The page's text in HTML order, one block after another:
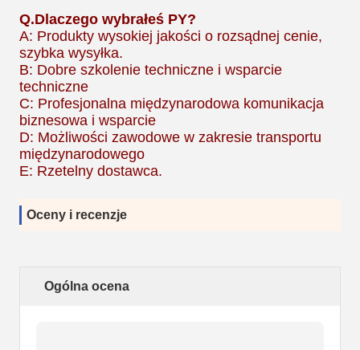
Q.Dlaczego wybrałeś PY?
A: Produkty wysokiej jakości o rozsądnej cenie,
szybka wysyłka.
B: Dobre szkolenie techniczne i wsparcie
techniczne
C: Profesjonalna międzynarodowa komunikacja
biznesowa i wsparcie
D: Możliwości zawodowe w zakresie transportu
międzynarodowego
E: Rzetelny dostawca.
Oceny i recenzje
Ogólna ocena